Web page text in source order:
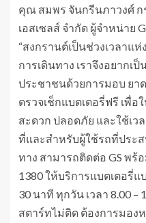
คุณ สมพร จันกรีนภาวงศ์ ก
เอสเซลส์ จำกัด ผู้จำหน่าย
“สงกรานต์เป็นช่วงเวลาแ
การเดินทาง เราจึงอยาก
ประชาชนด้วยการมอบ ยา
ตรวจเช็กแบตเตอรี่ฟรี เพื่
สะดวก ปลอดภัย และใช้เว
ที่และสำหรับผู้ใช้รถที่ประ
ทาง สามารถติดต่อ GS พร้
1380 ให้บริการแบตเตอรี่
30 นาที ทุกวัน เวลา 8.00 –
สตาร์ทไม่ติด ต้องการมอง